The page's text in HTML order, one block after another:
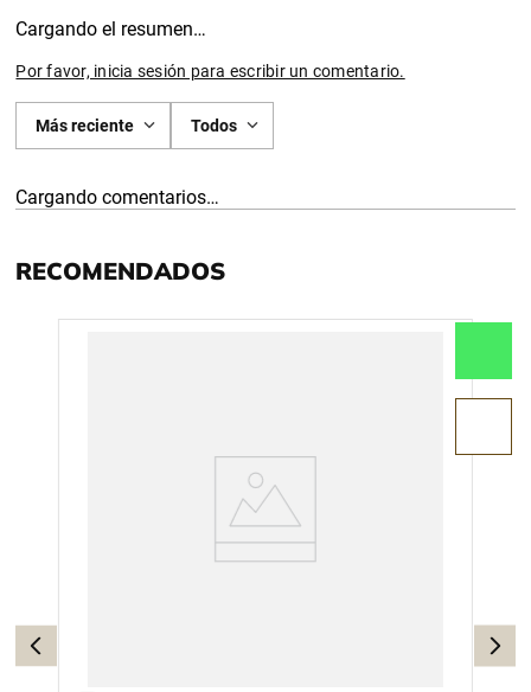
Cargando el resumen…
Por favor, inicia sesión para escribir un comentario.
Más reciente Todos
Cargando comentarios…
RECOMENDADOS